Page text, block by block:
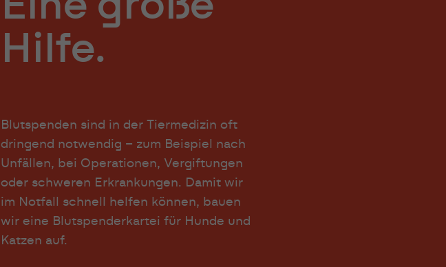
Hilfe.
Blutspenden sind in der Tiermedizin oft
dringend notwendig – zum Beispiel nach
Unfällen, bei Operationen, Vergiftungen
oder schweren Erkrankungen. Damit wir
im Notfall schnell helfen können, bauen
wir eine Blutspenderkartei für Hunde und
Katzen auf.